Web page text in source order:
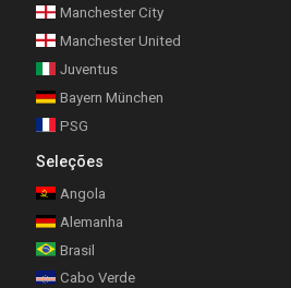
Manchester City
Manchester United
Juventus
Bayern München
PSG
Seleções
Angola
Alemanha
Brasil
Cabo Verde